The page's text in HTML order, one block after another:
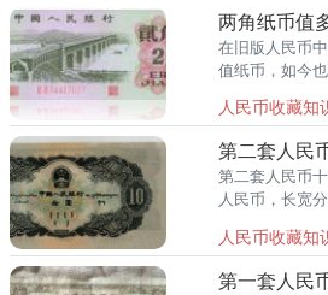
了。
在旧版人民币
值纸币，如今
小的纸币，却被
人民币收藏知
第二套人民币
人民币，长宽
人民币收藏知